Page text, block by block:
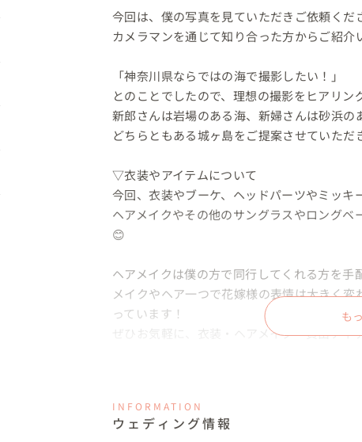
今回は、僕の写真を見ていただきご依頼くだ
カメラマンを通じて知り合った方からご紹介
「神奈川県ならではの海で撮影したい！」
とのことでしたので、理想の撮影をヒアリング
新郎さんは岩場のある海、新婦さんは砂浜の
どちらともある城ヶ島をご提案させていただ
▽衣装やアイテムについて
今回、衣装やブーケ、ヘッドパーツやミッキ
ヘアメイクやその他のサングラスやロング
😊
ヘアメイクは僕の方で同行してくれる方を手
メイクやヘア一つで花嫁様の表情は大きく
っています！
ぜひお気軽に、衣装・ヘアメイク・貸出アイ
12:00 移動
12:30 撮影開始　城ヶ島浜辺📸
も
INFORMATION
ウェディング情報